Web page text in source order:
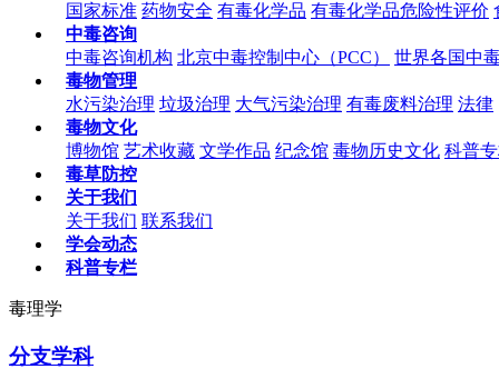
国家标准 药物安全 有毒化学品 有毒化学品危险性评价
中毒咨询
中毒咨询机构 北京中毒控制中心（PCC）
世界各国中
毒物管理
水污染治理 垃圾治理 大气污染治理 有毒废料治理 法律
毒物文化
博物馆 艺术收藏 文学作品 纪念馆 毒物历史文化 科普
毒草防控
关于我们
关于我们 联系我们
学会动态
科普专栏
毒理学
分支学科